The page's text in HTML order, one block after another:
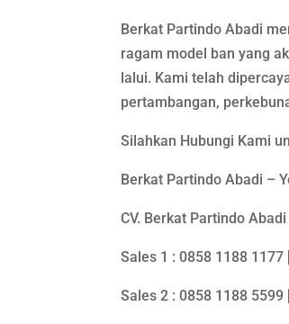
Berkat Partindo Abadi
ragam model ban yang
lalui. Kami telah
pertambangan,
Silahkan Hubungi Kami
Berkat Partindo Abadi –
CV. Berkat Partindo Abadi
Sales 1 : 0858 1188 1177
Sales 2 : 0858 1188 5599